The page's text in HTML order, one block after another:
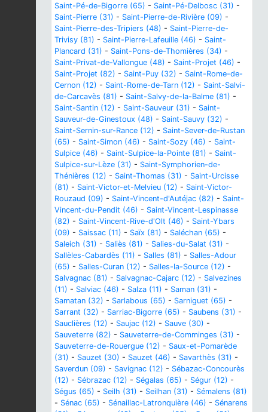
Saint-Pé-de-Bigorre (65) - Saint-Pé-Delbosc (31) -
Saint-Pierre (31) - Saint-Pierre-de-Rivière (09) -
Saint-Pierre-des-Tripiers (48) - Saint-Pierre-de-
Trivisy (81) - Saint-Pierre-Lafeuille (46) - Saint-
Plancard (31) - Saint-Pons-de-Thomières (34) -
Saint-Privat-de-Vallongue (48) - Saint-Projet (46) -
Saint-Projet (82) - Saint-Puy (32) - Saint-Rome-de-
Cernon (12) - Saint-Rome-de-Tarn (12) - Saint-Salvi-
de-Carcavès (81) - Saint-Salvy-de-la-Balme (81) -
Saint-Santin (12) - Saint-Sauveur (31) - Saint-
Sauveur-de-Ginestoux (48) - Saint-Sauvy (32) -
Saint-Sernin-sur-Rance (12) - Saint-Sever-de-Rustan
(65) - Saint-Simon (46) - Saint-Sozy (46) - Saint-
Sulpice (46) - Saint-Sulpice-la-Pointe (81) - Saint-
Sulpice-sur-Lèze (31) - Saint-Symphorien-de-
Thénières (12) - Saint-Thomas (31) - Saint-Urcisse
(81) - Saint-Victor-et-Melvieu (12) - Saint-Victor-
Rouzaud (09) - Saint-Vincent-d'Autéjac (82) - Saint-
Vincent-du-Pendit (46) - Saint-Vincent-Lespinasse
(82) - Saint-Vincent-Rive-d'Olt (46) - Saint-Ybars
(09) - Saissac (11) - Saïx (81) - Saléchan (65) -
Saleich (31) - Saliès (81) - Salies-du-Salat (31) -
Sallèles-Cabardès (11) - Salles (81) - Salles-Adour
(65) - Salles-Curan (12) - Salles-la-Source (12) -
Salvagnac (81) - Salvagnac-Cajarc (12) - Salvezines
(11) - Salviac (46) - Salza (11) - Saman (31) -
Samatan (32) - Sarlabous (65) - Sarniguet (65) -
Sarrant (32) - Sarriac-Bigorre (65) - Saubens (31) -
Sauclières (12) - Saujac (12) - Sauve (30) -
Sauveterre (82) - Sauveterre-de-Comminges (31) -
Sauveterre-de-Rouergue (12) - Saux-et-Pomarède
(31) - Sauzet (30) - Sauzet (46) - Savarthès (31) -
Saverdun (09) - Savignac (12) - Sébazac-Concourès
(12) - Sébrazac (12) - Ségalas (65) - Ségur (12) -
Ségus (65) - Seilh (31) - Seilhan (31) - Sémalens (81)
- Sénac (65) - Sénaillac-Latronquière (46) - Sénarens